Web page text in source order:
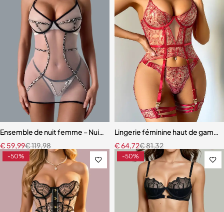
Ensemble de nuit femme – Nuisette léopard avec coupe fluide et
€119,98
€ 59,99
Lingerie féminine haut de
€81,32
€64,72
-50% -50%